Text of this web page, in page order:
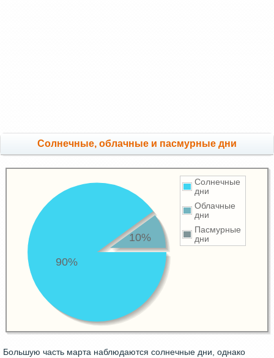
Cолнечные, облачные и пасмурные дни
Солнечные
дни
Облачные
дни
Пасмурные
дни
90%
10%
Большую часть марта наблюдаются солнечные дни, однако